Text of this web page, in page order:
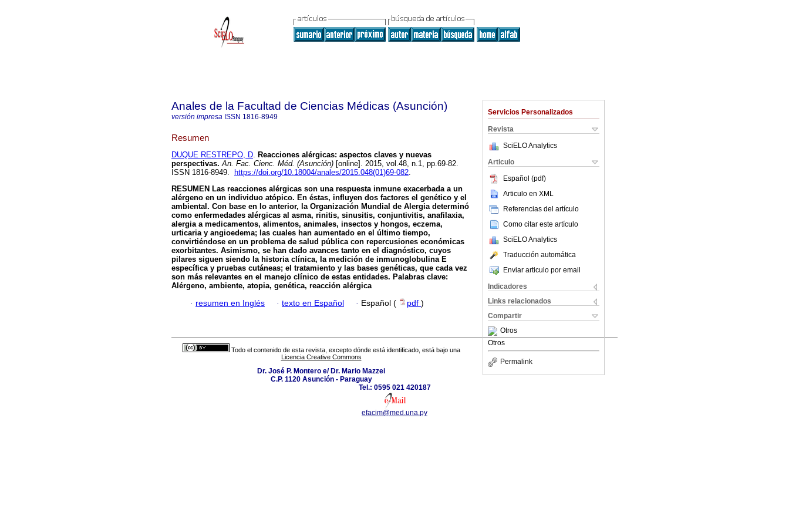
Servicios Personalizados
Revista
SciELO Analytics
Articulo
Español (pdf)
Articulo en XML
Referencias del artículo
Como citar este artículo
SciELO Analytics
Traducción automática
Enviar articulo por email
Indicadores
Links relacionados
Compartir
Otros
Otros
Permalink
Anales de la Facultad de Ciencias Médicas (Asunción)
versión impresa ISSN 1816-8949
Resumen
DUQUE RESTREPO, D. Reacciones alérgicas: aspectos claves y nuevas
perspectivas. An. Fac. Cienc. Méd. (Asunción) [online]. 2015, vol.48, n.1, pp.69-82.
ISSN 1816-8949.
https://doi.org/10.18004/anales/2015.048(01)69-082.
RESUMEN Las reacciones alérgicas son una respuesta inmune exacerbada a un
alérgeno en un individuo atópico. En éstas, influyen dos factores el genético y el
ambiental. Con base en lo anterior, la Organización Mundial de Alergia determinó
como enfermedades alérgicas al asma, rinitis, sinusitis, conjuntivitis, anafilaxia,
alergia a medicamentos, alimentos, animales, insectos y hongos, eczema,
urticaria y angioedema; las cuales han aumentado en el último tiempo,
convirtiéndose en un problema de salud pública con repercusiones económicas
exorbitantes. Asimismo, se han dado avances tanto en el diagnóstico, cuyos
pilares siguen siendo la historia clínica, la medición de inmunoglobulina E
específica y pruebas cutáneas; el tratamiento y las bases genéticas, que cada vez
son más relevantes en el manejo clínico de estas entidades. Palabras clave:
Alérgeno, ambiente, atopia, genética, reacción alérgica
· resumen en Inglés · texto en Español · Español ( pdf )
Todo el contenido de esta revista, excepto dónde está identificado, está bajo una
Licencia Creative Commons
Dr. José P. Montero e/ Dr. Mario Mazzei
C.P. 1120 Asunción - Paraguay
Tel.: 0595 021 420187
efacim@med.una.py